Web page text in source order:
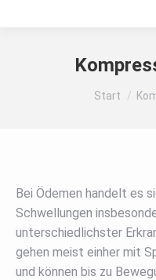
Sie
Start
Bei Ödemen handelt es
Schwellungen
unterschiedlichster
gehen meist einher mit
und können bis zu